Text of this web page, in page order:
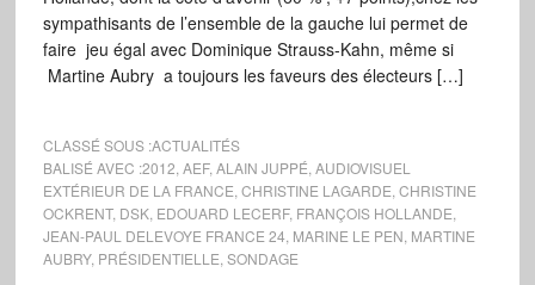
sympathisants de l’ensemble de la gauche lui permet de
faire jeu égal avec Dominique Strauss-Kahn, même si
Martine Aubry a toujours les faveurs des électeurs […]
CLASSÉ SOUS :ACTUALITÉS
BALISÉ AVEC :2012 AEF, ALAIN JUPPÉ AUDIOVISUEL
EXTÉRIEUR DE LA FRANCE CHRISTINE LAGARDE CHRISTINE
OCKRENT, DSK, EDOUARD LECERF, FRANÇOIS HOLLANDE
JEAN-PAUL DELEVOYE FRANCE 24 MARINE LE PEN MARTINE
AUBRY, PRÉSIDENTIELLE SONDAGE